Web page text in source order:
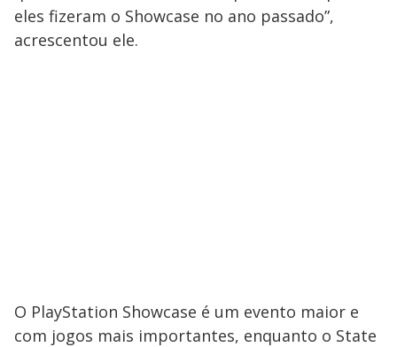
eles fizeram o Showcase no ano passado”,
acrescentou ele.
O PlayStation Showcase é um evento maior e
com jogos mais importantes, enquanto o State